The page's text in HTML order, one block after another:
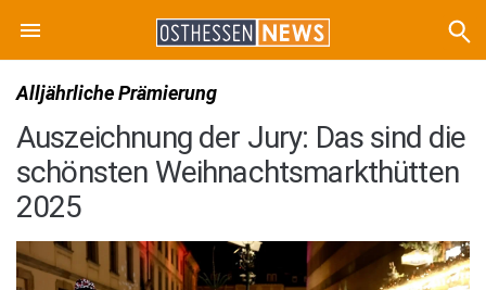
Alljährliche Prämierung
Auszeichnung der Jury: Das sind die
schönsten Weihnachtsmarkthütten
2025